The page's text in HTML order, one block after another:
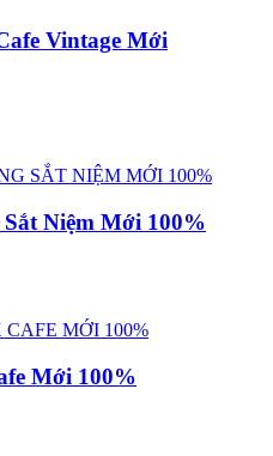
Vintage Mới
Niệm Mới 100%
Mới 100%